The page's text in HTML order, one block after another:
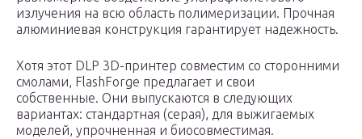
излучения на всю область полимеризации. Прочная
алюминиевая конструкция гарантирует надежность.
Хотя этот DLP 3D-принтер совместим со сторонними
смолами, FlashForge предлагает и свои
собственные. Они выпускаются в следующих
вариантах: стандартная (серая), для выжигаемых
моделей, упрочненная и биосовместимая.